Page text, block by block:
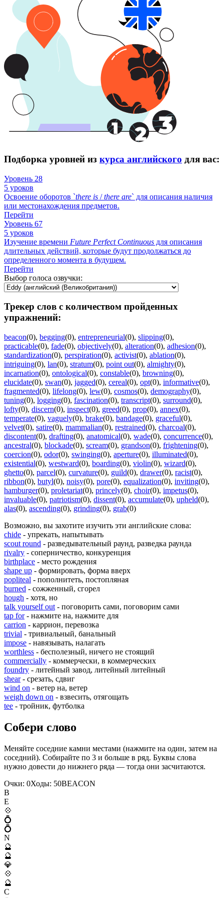
Подборка уровней из курса английского для вас:
Уровень 28
5 уроков
Освоение оборотов `there is /there are` для описания наличия
или местонахождения предметов.
Перейти
Уровень 67
5 уроков
Изучение времени Future Perfect Continuous для описания
длительных действий, которые будут продолжаться до
определенного момента в будущем.
Перейти
Выбор голоса озвучки:
Трекер слов с количеством пройденных
упражнений:
beacon(0), begging(0), entrepreneurial(0), slipping(0),
practicable(0), fade(0), objectively(0), alteration(0), adhesion(0),
standardization(0), perspiration(0), activist(0), ablation(0),
intriguing(0), lan(0), stratum(0), point out(0), almighty(0),
incarnation(0), ontological(0), constable(0), browning(0),
elucidate(0), swan(0), jagged(0), cereal(0), opt(0), informative(0),
fragmented(0), lifelong(0), lew(0), cosmos(0), demography(0),
tuning(0), logging(0), fascination(0), transcript(0), surround(0),
lofty(0), discern(0), inspect(0), greed(0), prop(0), annex(0),
temperate(0), vaguely(0), brake(0), bandage(0), graceful(0),
velvet(0), satire(0), mammalian(0), restrained(0), charcoal(0),
discontent(0), drafting(0), anatomical(0), wade(0), concurrence(0),
ancestral(0), blockade(0), scream(0), grandson(0), frightening(0),
coercion(0), odor(0), swinging(0), aperture(0), illuminated(0),
existential(0), westward(0), boarding(0), violin(0), wizard(0),
ghetto(0), parcel(0), curvature(0), guild(0), drawer(0), racist(0),
ribbon(0), butyl(0), noisy(0), pore(0), equalization(0), inviting(0),
hamburger(0), proletariat(0), princely(0), choir(0), impetus(0),
invaluable(0), patriotism(0), dissent(0), accumulate(0), upheld(0),
alas(0), ascending(0), grinding(0), grab(0)
Возможно, вы захотите изучить эти английские слова:
chide - упрекать, напытывать
scout round - разведывательный раунд, разведка раунда
rivalry - соперничество, конкуренция
birthplace - место рождения
shape up - формировать, форма вверх
popliteal - пополнитеть, постопляная
burned - сожженный, сгорел
hough - хотя, но
talk yourself out - поговорить сами, поговорим сами
tap for- нажмите на, нажмите для
carrion - каррион, перевозка
trivial - тривиальный, банальный
impose - навязывать, налагать
worthless - бесполезный, ничего не стоящий
commercially - коммерчески, в коммерческих
foundry - литейный завод, литейный литейный
shear- срезать, сдвиг
wind on - ветер на, ветер
weigh down on - взвесить, отягощать
tee - тройник, футболка
Собери слово
Меняйте соседние камни местами (нажмите на один, затем на
соседний). Собирайте по 3 и больше в ряд. Буквы слова
нужно довести до нижнего ряда — тогда они засчитаются.
Очки: 0Ходы: 50BEACON
B
E
💠
💍
💍
N
🔮
🔮
💎
💠
🔮
C